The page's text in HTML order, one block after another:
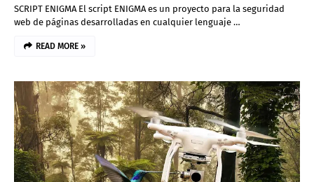
SCRIPT ENIGMA El script ENIGMA es un proyecto para la seguridad
web de páginas desarrolladas en cualquier lenguaje …
READ MORE »